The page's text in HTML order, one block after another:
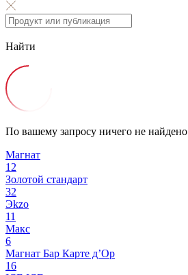
Найти
По вашему запросу ничего не найдено
Магнат
12
Золотой стандарт
32
Эkzо
11
Макс
6
Магнат Бар Карте д’Ор
16